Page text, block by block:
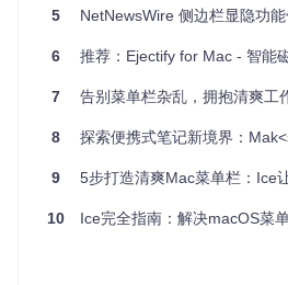
项目特点
易用性
：代码结构清晰，易于理
说是一个很好的学习资源。
效率：利用事件监听机制，只在
兼容性：遵循Mac OS X的应用设
可扩展性：通过修改
5 NetNewsWire 侧边栏显隐功
6 推荐：Ejectify for Mac - 智能
7 告别菜单栏杂乱，拥抱清爽工作区：
8 探索便携式笔记新境界：
9 5步打造清爽Mac菜单栏：Ice
10 Ice完全指南：解决macOS菜